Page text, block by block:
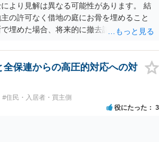
より見解は異なる可能性があります。 結
の許可なく借地の庭にお骨を埋めること
埋めた場合、将来的に撤去請求や退去時
める行為自体は墓地埋葬法違反や不法投
罪になるわけではありません。しかし、建
ても、土地の所有権はあくまで地主にあ
断でお骨を埋める行為は、他人の所有権
しての善管注意義務違反とみなされる可
うしてもお近くで供養されたい場合は、
得るか、土地に直接埋めずに大きめの鉢
ー葬」や、ペット霊園等への納骨を検討
全保連からの高圧的対応への対
#住民・入居者・買主側
役にたった 3